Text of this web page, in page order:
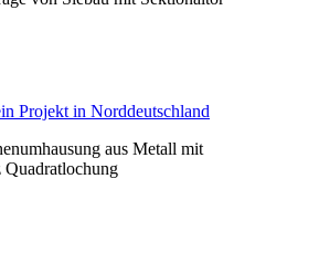
Projekt in Norddeutschland